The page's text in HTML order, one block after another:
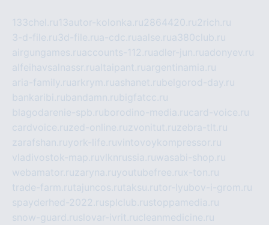
133chel.ru13autor-kolonka.ru2864420.ru2rich.ru
3-d-file.ru3d-file.rua-cdc.ruaalse.rua380club.ru
airgungames.ruaccounts-112.ruadler-jun.ruadonyev.ru
alfeihavsalnassr.rualtaipant.ruargentinamia.ru
aria-family.ruarkrym.ruashanet.rubelgorod-day.ru
bankaribi.rubandamn.rubigfatcc.ru
blagodarenie-spb.ruborodino-media.rucard-voice.ru
cardvoice.ruzed-online.ruzvonitut.ruzebra-tlt.ru
zarafshan.ruyork-life.ruvintovoykompressor.ru
vladivostok-map.ruvlknrussia.ruwasabi-shop.ru
webamator.ruzaryna.ruyoutubefree.rux-ton.ru
trade-farm.rutajuncos.rutaksu.rutor-lyubov-i-grom.ru
spayderhed-2022.rusplclub.rustoppamedia.ru
snow-guard.ruslovar-ivrit.rucleanmedicine.ru